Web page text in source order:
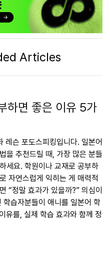
Articles
하면 좋은 이유 5가
레슨 포도스피킹입니다. 일본어
을 추천드릴 때, 가장 많은 분들
세요. 학원이나 교재로 공부하
자연스럽게 익히는 게 매력적
“정말 효과가 있을까?” 의심이
습자분들이 애니를 일본어 학
유를, 실제 학습 효과와 함께 정